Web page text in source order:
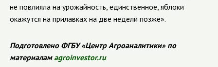
не повлияла на урожайность, единственное, яблоки
окажутся на прилавках на две недели позже».
Подготовлено ФГБУ «Центр Агроаналитики» по
материаламagroinvestor.ru